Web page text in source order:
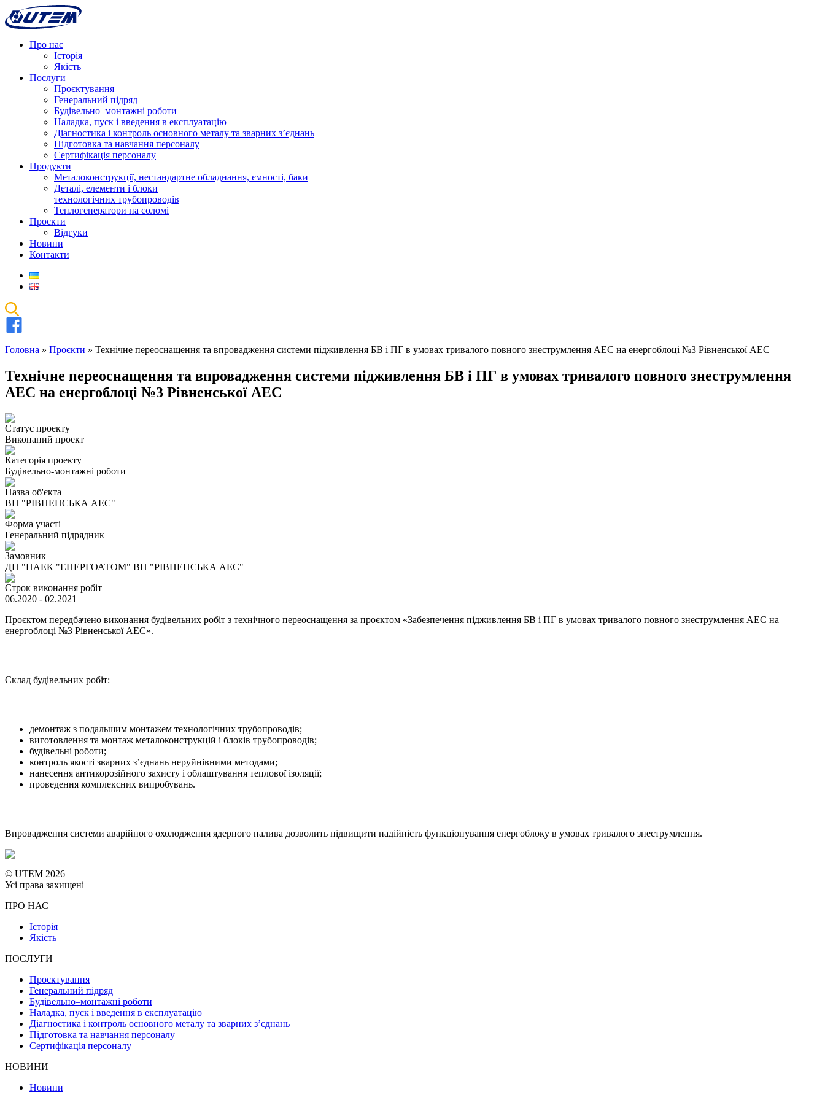
Про нас
Історія
Якість
Послуги
Проєктування
Генеральний підряд
Будівельно–монтажні роботи
Наладка, пуск і введення в експлуатацію
Діагностика і контроль основного металу та зварних з’єднань
Підготовка та навчання персоналу
Сертифікація персоналу
Продукти
Металоконструкції, нестандартне обладнання, ємності, баки
Деталі, елементи і блоки
технологічних трубопроводів
Теплогенератори на соломі
Проєкти
Відгуки
Новини
Контакти
Головна » Проєкти » Технічне переоснащення та впровадження системи підживлення БВ і ПГ в умовах тривалого повного знеструмлення АЕС на енергоблоці №3 Рівненської АЕС
Технічне переоснащення та впровадження системи підживлення БВ і ПГ в умовах тривалого повного знеструмлення
АЕС на енергоблоці №3 Рівненської АЕС
Статус проекту
Виконаний проект
Категорія проекту
Будівельно-монтажні роботи
Назва об'єкта
ВП "РІВНЕНСЬКА АЕС"
Форма участі
Генеральний підрядник
Замовник
ДП "НАЕК "ЕНЕРГОАТОМ" ВП "РІВНЕНСЬКА АЕС"
Строк виконання робіт
06.2020 - 02.2021
Проєктом передбачено виконання будівельних робіт з технічного переоснащення за проєктом «Забезпечення підживлення БВ і ПГ в умовах тривалого повного знеструмлення АЕС на
енергоблоці №3 Рівненської АЕС».
Склад будівельних робіт:
демонтаж з подальшим монтажем технологічних трубопроводів;
виготовлення та монтаж металоконструкцій і блоків трубопроводів;
будівельні роботи;
контроль якості зварних з’єднань неруйнівними методами;
нанесення антикорозійного захисту і облаштування теплової ізоляції;
проведення комплексних випробувань.
Впровадження системи аварійного охолодження ядерного палива дозволить підвищити надійність функціонування енергоблоку в умовах тривалого знеструмлення.
© UTEM 2026
Усі права захищені
ПРО НАС
Історія
Якість
ПОСЛУГИ
Проєктування
Генеральний підряд
Будівельно–монтажні роботи
Наладка, пуск і введення в експлуатацію
Діагностика і контроль основного металу та зварних з’єднань
Підготовка та навчання персоналу
Сертифікація персоналу
НОВИНИ
Новини